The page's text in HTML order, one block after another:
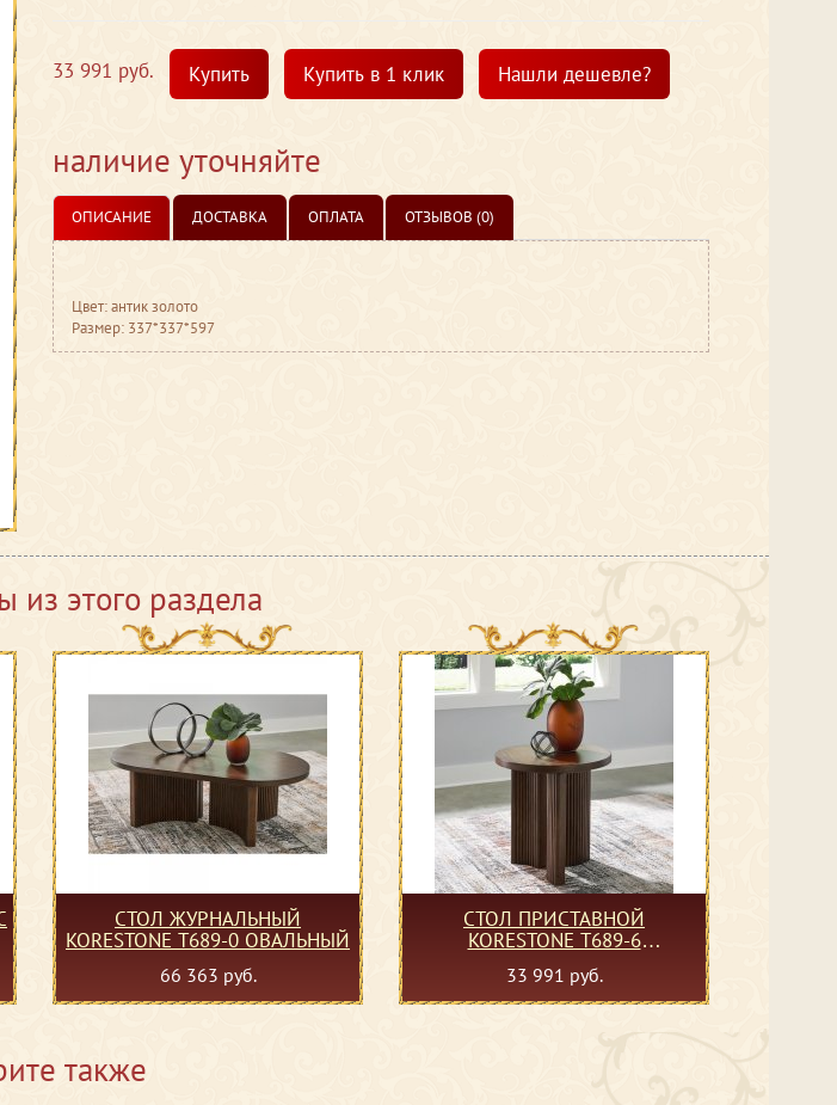
33 991 руб. Купить Купить в 1 клик Нашли дешевле?
наличие уточняйте
ОПИСАНИЕ ДОСТАВКА ОПЛАТА ОТЗЫВОВ (0)
Цвет: антик золото
Размер: 337*337*597
из этого раздела
СТОЛ ЖУРНАЛЬНЫЙ
KORESTONE T689-0 ОВАЛЬНЫЙ
66 363 руб.
СТОЛ ПРИСТАВНОЙ
KORESTONE T689-6
ПРИСТАВНОЙ
33 991 руб.
также